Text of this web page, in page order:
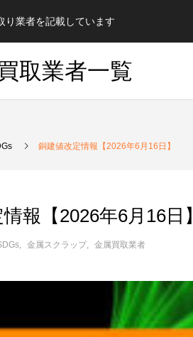
り業者を記載しています
取業者一覧
銅建値改定情報【2026年6月16日】
報【2026年6月16日】
金属スクラップ 金属買取業者